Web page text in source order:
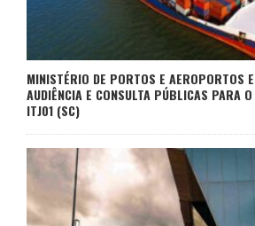
MINISTÉRIO DE PORTOS E AEROPORTOS
AUDIÊNCIA E CONSULTA PÚBLICAS PARA
ITJ01 (SC)